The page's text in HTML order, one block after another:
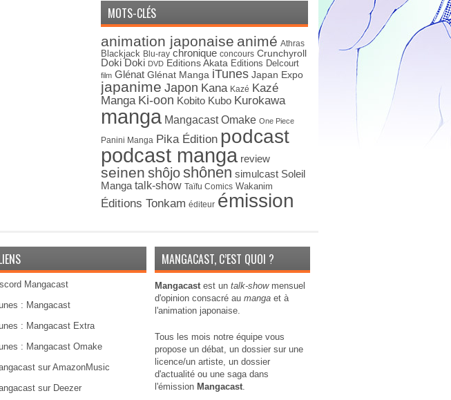
MOTS-CLÉS
animation japonaise animé Athras
Blackjack Blu-ray chronique concours Crunchyroll
Doki Doki DVD Editions Akata Editions Delcourt
film Glénat Glénat Manga iTunes Japan Expo
japanime Japon Kana Kazé Kazé
Manga Ki-oon Kobito Kubo Kurokawa
manga Mangacast Omake One Piece
Panini Manga Pika Édition podcast
podcast manga review
seinen shôjoshônen simulcast Soleil
Manga talk-show Taïfu Comics Wakanim
Éditions Tonkam éditeur émission
Mangacast
: Mangacast
: Mangacast Extra
: Mangacast Omake
sur AmazonMusic
sur Deezer
MANGACAST, C’EST QUOI ?
Mangacastest un talk-showmensuel
d'opinion consacré au manga et à
l'animation japonaise.
Tous les mois notre équipe vous
propose un débat, un dossier sur une
licence/un artiste, un dossier
d'actualité ou une saga dans
l'émission Mangacast.